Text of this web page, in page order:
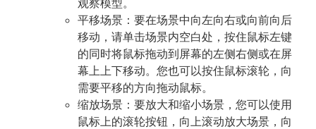
平移场景：要在场景中向左向右或向前向后
移动，请单击场景内空白处，按住鼠标左键
的同时将鼠标拖动到屏幕的左侧右侧或在屏
幕上上下移动。您也可以按住鼠标滚轮，向
需要平移的方向拖动鼠标。
缩放场景：要放大和缩小场景，您可以使用
鼠标上的滚轮按钮，向上滚动放大场景，向